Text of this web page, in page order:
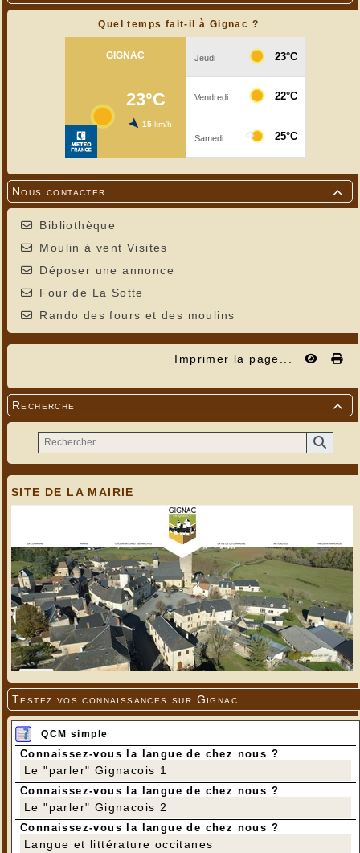
Quel temps fait-il à Gignac ?

Nous contacter
Bibliothèque
Moulin à vent Visites
Déposer une annonce
Four de La Sotte
Rando des fours et des moulins
Imprimer la page...

Recherche
SITE DE LA MAIRIE
Testez vos connaissances sur Gignac
QCM simple
Connaissez-vous la langue de chez nous ?
Le "parler" Gignacois 1
Connaissez-vous la langue de chez nous ?
Le "parler" Gignacois 2
Connaissez-vous la langue de chez nous ?
Langue et littérature occitanes